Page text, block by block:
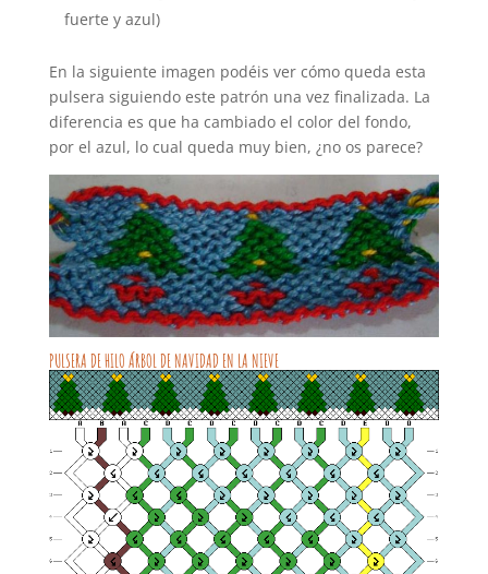
fuerte y azul)
En la siguiente imagen podéis ver cómo queda esta
pulsera siguiendo este patrón una vez finalizada. La
diferencia es que ha cambiado el color del fondo,
por el azul, lo cual queda muy bien, ¿no os parece?
PULSERA DE HILO ÁRBOL DE NAVIDAD EN LA NIEVE